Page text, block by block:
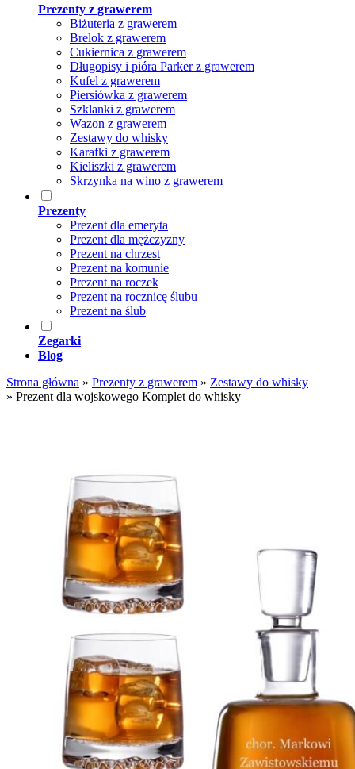
Prezenty z grawerem
Biżuteria z grawerem
Brelok z grawerem
Cukiernica z grawerem
Długopisy i pióra Parker z grawerem
Kufel z grawerem
Piersiówka z grawerem
Szklanki z grawerem
Wazon z grawerem
Zestawy do whisky
Karafki z grawerem
Kieliszki z grawerem
Skrzynka na wino z grawerem
Prezenty
Prezent dla emeryta
Prezent dla mężczyzny
Prezent na chrzest
Prezent na komunie
Prezent na roczek
Prezent na rocznicę ślubu
Prezent na ślub
Zegarki
Blog
Strona główna » Prezenty z grawerem » Zestawy do whisky
» Prezent dla wojskowego Komplet do whisky